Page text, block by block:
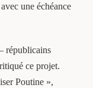
une échéance
républicains
ce projet.
Poutine »,